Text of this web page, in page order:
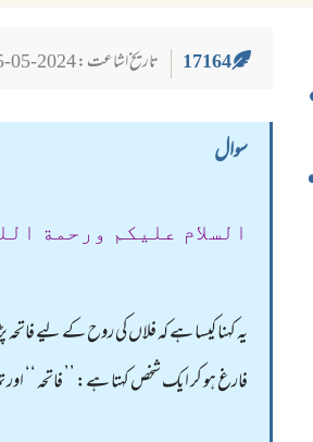
17164 تاریخ اشاعت : 2024-05-25
سوال
السلام عليكم ورحمة
یہ کہنا کیسا ہے کہ فلاں کی روح کے لیے
فارغ ہو کر ایک شخص کہتا ہے: ’’ فاتحہ ‘‘